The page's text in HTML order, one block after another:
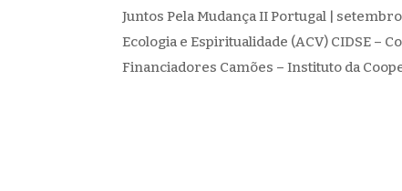
Juntos Pela Mudança II Portugal |
Ecologia e Espiritualidade (ACV) CIDSE –
Financiadores Camões – Instituto da